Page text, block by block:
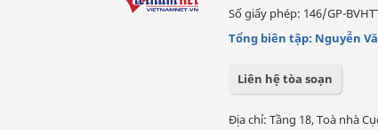
Số giấy phép: 146/GP-
Tổng biên tập: Nguyễn
Liên hệ tòa soạn
Địa chỉ: Tầng 18, Toà nhà